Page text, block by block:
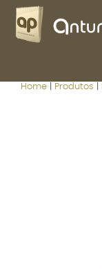
Home| Produtos